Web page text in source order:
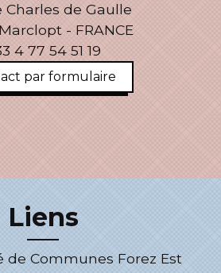
Charles de Gaulle
- FRANCE
4 77 54 51 19
par formulaire
Liens
Communes Forez Est